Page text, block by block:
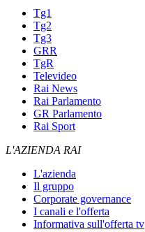
Tg1
Tg2
Tg3
GRR
TgR
Televideo
Rai News
Rai Parlamento
GR Parlamento
Rai Sport
L'AZIENDA RAI
L'azienda
Il gruppo
Corporate governance
I canali e l'offerta
Informativa sull'offerta tv